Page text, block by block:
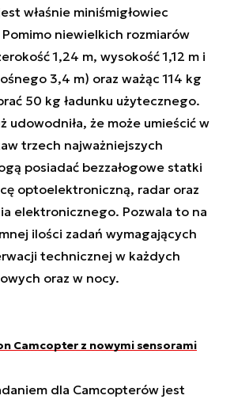
właśnie miniśmigłowiec
niewielkich rozmiarów
1,24 m, wysokość 1,12 m i
3,4 m) oraz ważąc 114 kg
50 kg ładunku użytecznego.
udowodniła, że może umieścić w
trzech najważniejszych
posiadać bezzałogowe statki
optoelektroniczną, radar oraz
elektronicznego. Pozwala to na
ilości zadań wymagających
technicznej w każdych
oraz w nocy.
Camcopter z nowymi sensorami
dla Camcopterów jest